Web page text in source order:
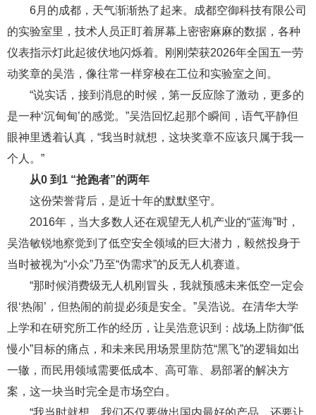
6月的成都，天气渐渐热了起来。成都空御科技有限公司
的实验室里，技术人员正盯着屏幕上密密麻麻的数据，各种
仪表指示灯此起彼伏地闪烁着。刚刚荣获2026年全国五一劳
动奖章的吴浩，像往常一样穿梭在工位和实验室之间。
“说实话，接到消息的时候，第一反应除了激动，更多的
是一种‘沉甸甸’的感觉。”吴浩回忆起那个瞬间，语气平静但
眼神里透着认真，“我当时就想，这块奖章不应该只属于我一
个人。”
从0 到1 “抢跑者”的两年
这份荣誉背后，是近十年的默默坚守。
2016年，当大多数人还在观望无人机产业的“蓝海”时，
吴浩敏锐地察觉到了低空安全领域的巨大潜力，毅然投身于
当时被视为“小众”乃至“伪需求”的反无人机赛道。
“那时候消费级无人机刚冒头，我就预感未来低空一定会
很‘热闹’，但热闹的前提必须是安全。”吴浩说。在清华大学
上学和在研究所工作的经历，让吴浩意识到：战场上防御“低
慢小”目标的痛点，和未来民用场景里防范“黑飞”的逻辑如出
一辙，而民用领域需要低成本、高可靠、易部署的解决方
案，这一块当时完全是市场空白。
“我当时就想，我们不仅要做出国内最好的产品，还要让